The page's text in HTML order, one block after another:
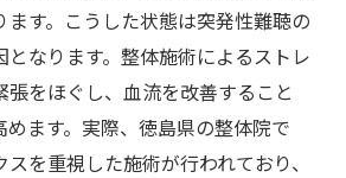
す。こうした状態は突発性難聴の
となります。整体施術によるストレ
張をほぐし、血流を改善すること
ます。実際、徳島県の整体院で
を重視した施術が行われており、